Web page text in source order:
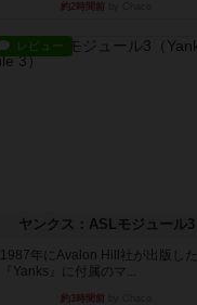
約2時間前
レビュー
ヤンクス：ASLモジュール3
1987年にAvalon Hill社が出版した
『Yanks』に付属のマ...
約3時間前